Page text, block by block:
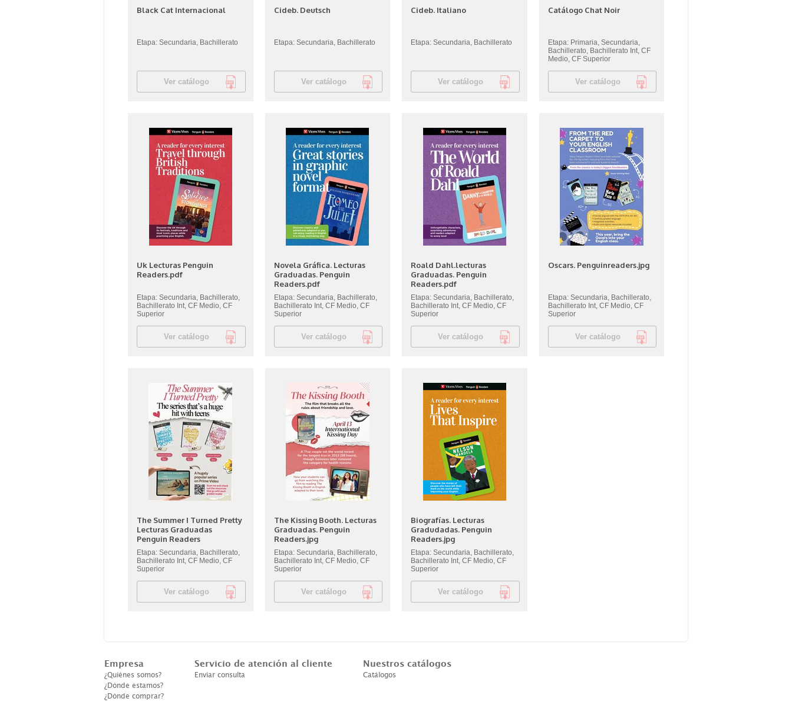
Black Cat Internacional
Etapa: Secundaria, Bachillerato
Ver catálogo
Cideb. Deutsch
Etapa: Secundaria, Bachillerato
Ver catálogo
Cideb. Italiano
Etapa: Secundaria, Bachillerato
Ver catálogo
Catálogo Chat Noir
Etapa: Primaria, Secundaria,
Bachillerato, Bachillerato Int, CF
Medio, CF Superior
Ver catálogo
Uk Lecturas Penguin
Readers.pdf
Etapa: Secundaria, Bachillerato,
Bachillerato Int, CF Medio, CF
Superior
Ver catálogo
Novela Gráfica. Lecturas
Graduadas. Penguin
Readers.pdf
Etapa: Secundaria, Bachillerato,
Bachillerato Int, CF Medio, CF
Superior
Ver catálogo
Roald Dahl.lecturas
Graduadas. Penguin
Readers.pdf
Etapa: Secundaria, Bachillerato,
Bachillerato Int, CF Medio, CF
Superior
Ver catálogo
Oscars. Penguinreaders.jpg
Etapa: Secundaria, Bachillerato,
Bachillerato Int, CF Medio, CF
Superior
Ver catálogo
The Summer I Turned Pretty
Lecturas Graduadas
Penguin Readers
Etapa: Secundaria, Bachillerato,
Bachillerato Int, CF Medio, CF
Superior
Ver catálogo
The Kissing Booth. Lecturas
Graduadas. Penguin
Readers.jpg
Etapa: Secundaria, Bachillerato,
Bachillerato Int, CF Medio, CF
Superior
Ver catálogo
Biografías. Lecturas
Gradudadas. Penguin
Readers.jpg
Etapa: Secundaria, Bachillerato,
Bachillerato Int, CF Medio, CF
Superior
Ver catálogo
Empresa
¿Quiénes somos?
¿Dónde estamos?
¿Dónde comprar?
Servicio de atención al cliente
Enviar consulta
Nuestros catálogos
Catálogos